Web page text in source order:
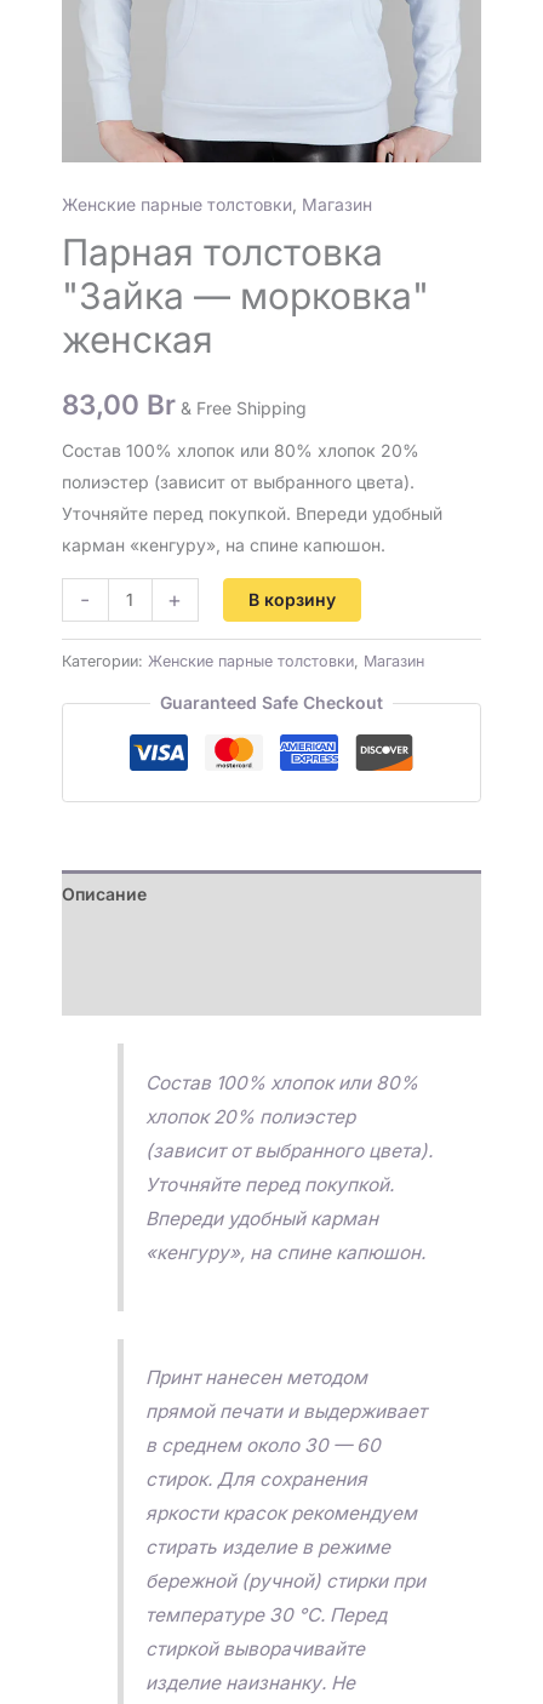
Женские парные толстовки, Магазин
Парная толстовка
"Зайка — морковка"
женская
83,00 Br & Free Shipping
Состав 100% хлопок или 80% хлопок 20%
полиэстер (зависит от выбранного цвета).
Уточняйте перед покупкой. Впереди удобный
карман «кенгуру», на спине капюшон.
- + В корзину
Категории: Женские парные толстовки, Магазин
Guaranteed Safe Checkout
Описание
Состав 100% хлопок или 80%
хлопок 20% полиэстер
(зависит от выбранного цвета).
Уточняйте перед покупкой.
Впереди удобный карман
«кенгуру», на спине капюшон.
Принт нанесен методом
прямой печати и выдерживает
в среднем около 30 — 60
стирок. Для сохранения
яркости красок рекомендуем
стирать изделие в режиме
бережной (ручной) стирки при
температуре 30 °C. Перед
стиркой выворачивайте
изделие наизнанку. Не